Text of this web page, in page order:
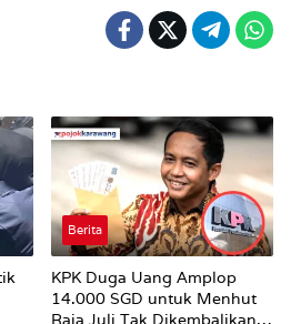
Berita
KPK Duga Uang Amplop
14.000 SGD untuk Menhut
Raja Juli Tak Dikembalikan